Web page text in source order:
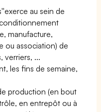
au sein de
manufacture,
ou association) de
verriers, ...
les fins de semaine,
production (en bout
en entrepôt ou à